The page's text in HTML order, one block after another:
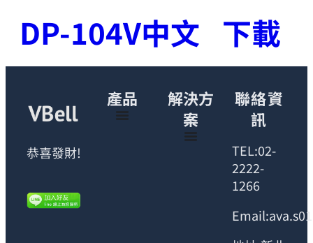
DP-104V中文 下載
恭喜發財!
產品
解決方
案
聯絡資
訊
TEL:02-
2222-
1266